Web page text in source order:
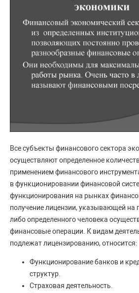
Все субъекты финансового сектора
осуществляют определенное
применением финансового
в функционировании финансовой
функционирования на рынках
получение лицензии, указывающей на
либо определенного человека
финансовые операции. К видам
подлежат лицензированию, относится:
Функционирование банков и
структур.
Страховая деятельность.